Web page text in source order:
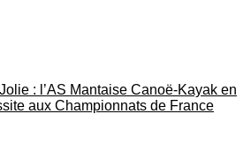
: l’AS Mantaise Canoë‑Kayak en
aux Championnats de France